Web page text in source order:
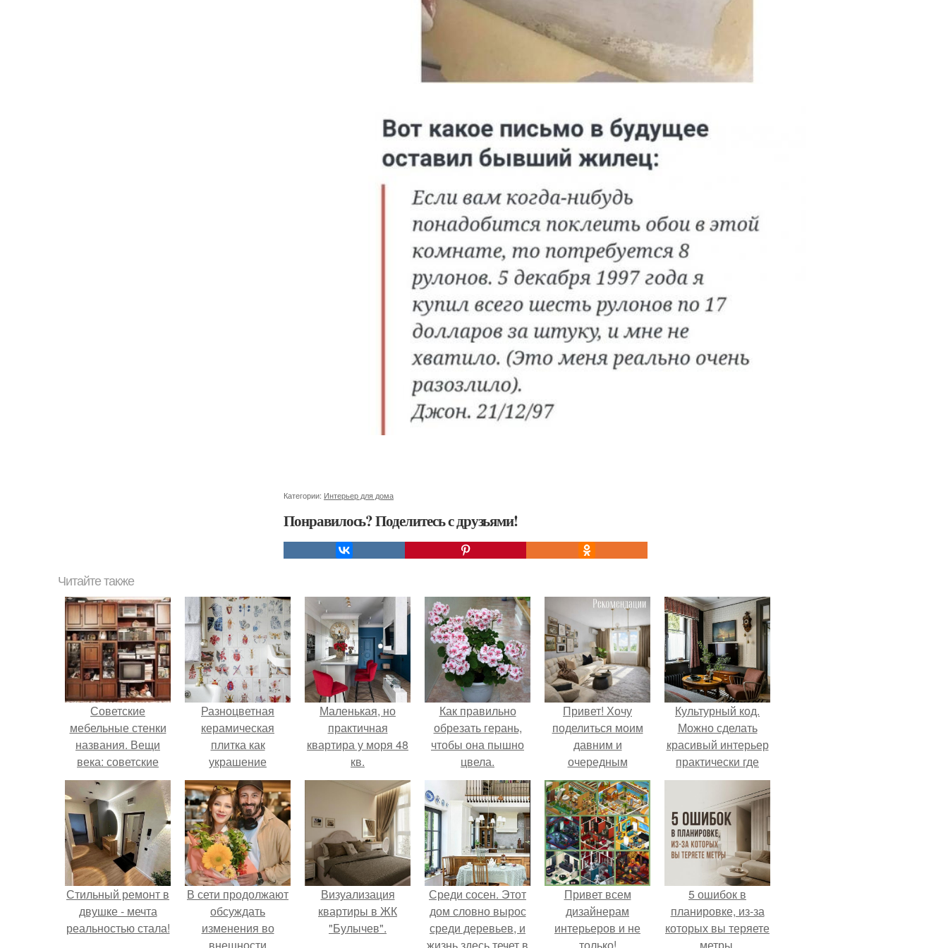
Категории: Интерьер для дома
Понравилось? Поделитесь с друзьями!
Читайте также
Советские
мебельные стенки
названия. Вещи
века: советские
стенки 80-х.
Разноцветная
керамическая
плитка как
украшение
интерьера.
Маленькая, но
практичная
квартира у моря 48
кв.
Как правильно
обрезать герань,
чтобы она пышно
цвела.
Привет! Хочу
поделиться моим
давним и
очередным
неопубликованным
проектом.
Культурный код.
Можно сделать
красивый интерьер
практически где
угодно.
Стильный ремонт в
двушке - мечта
реальностью стала!
В сети продолжают
обсуждать
изменения во
Визуализация
квартиры в ЖК
"Булычев".
Среди сосен. Этот
дом словно вырос
среди деревьев, и
Привет всем
дизайнерам
интерьеров и не
5 ошибок в
планировке, из-за
которых вы теряете